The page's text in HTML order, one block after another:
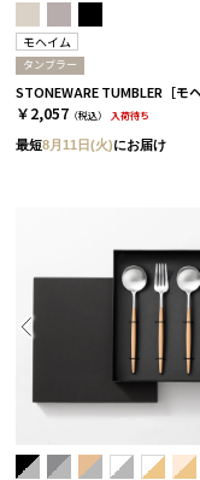
モヘイム
タンブラー
￥2,057 （税込） 入荷待ち
最短8月11日(火)にお届け